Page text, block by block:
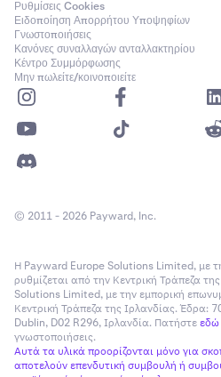
Ρυθμίσεις Cookies
Ειδοποίηση Απορρήτου Υποψηφίων
Γνωστοποιήσεις
Κανόνες συναλλαγών ανταλλακτηρίου
Κέντρο Συμμόρφωσης
Μην πωλείτε/κοινοποιείτε
© 2011 - 2026 Payward, Inc.
Η Payward Europe Solutions Limited, με
ρυθμίζεται από την Κεντρική Τράπεζα
Solutions Limited, με την εμπορική
Κεντρική Τράπεζα της Ιρλανδίας. Έδρα:
Dublin, D02 R296, Ιρλανδία. Πατήστεεδώ
γνωστοποιήσεις.
Αυτά τα υλικά προορίζονται μόνο για
αποτελούν επενδυτική συμβουλή ή